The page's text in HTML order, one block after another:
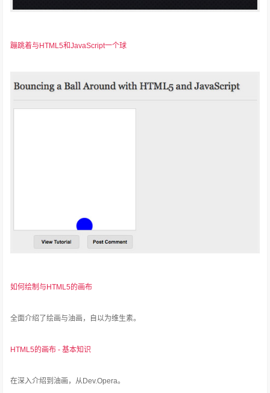
蹦跳着与HTML5和JavaScript一个球
如何绘制与HTML5的画布
全面介绍了绘画与油画，自以为维生素。
HTML5的画布 - 基本知识
在深入介绍到油画，从Dev.Opera。